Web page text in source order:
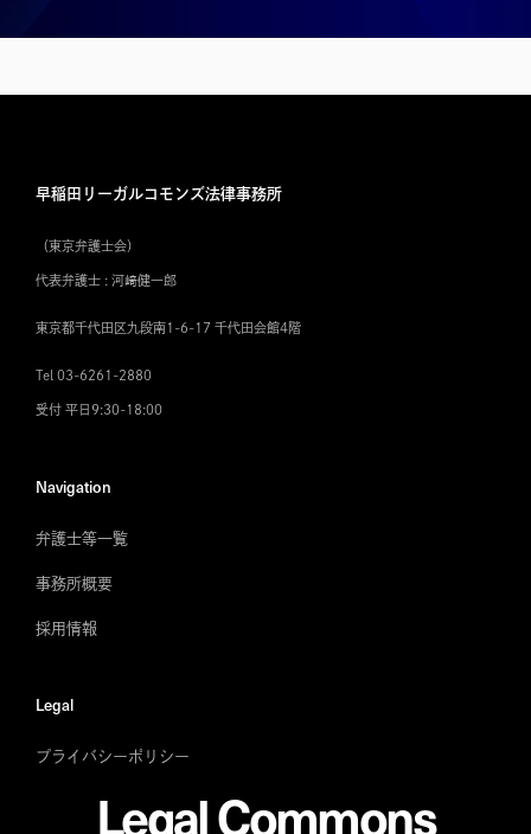
早稲田リーガルコモンズ法律事務所
（東京弁護士会）
代表弁護士 : 河﨑健一郎
東京都千代田区九段南1-6-17 千代田会館4階
Tel 03-6261-2880
受付 平日9:30-18:00
Navigation
弁護士等一覧
事務所概要
採用情報
Legal
プライバシーポリシー
Legal Commons